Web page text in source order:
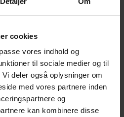
cookies
vores indhold og
til sociale medier og til
deler også oplysninger om
med vores partnere inden
og
kan kombinere disse
Alfalfa Fiber med fordel bruges som
Lucerne, for at beholde de
og vitaminer.